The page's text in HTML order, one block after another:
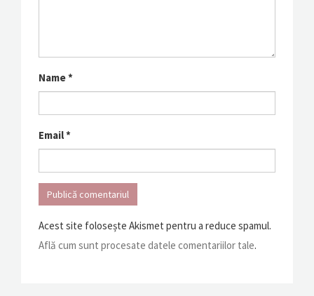
Name*
Email*
Acest site folosește Akismet pentru a reduce spamul.
Află cum sunt procesate datele comentariilor tale.